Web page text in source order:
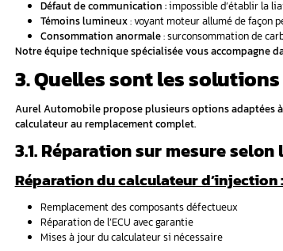
Un diagnostic
Pour une
2. Comment
Le diagnostic d’un
professionnels. Une
2.1. Méthodes de